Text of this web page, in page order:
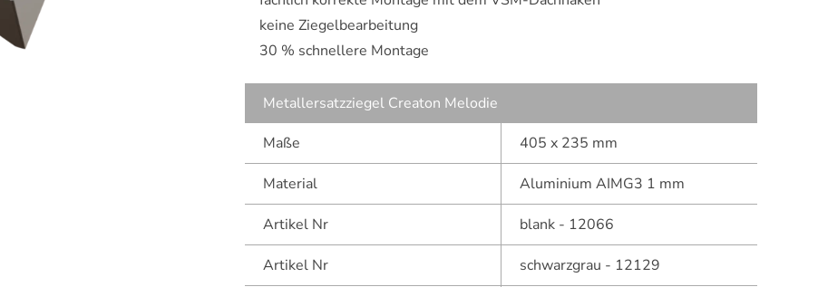
keine Ziegelbearbeitung
30 % schnellere Montage
Metallersatzziegel Creaton Melodie
Maße
405 x 235 mm
Material Aluminium AIMG3 1 mm
Artikel Nr blank - 12066
Artikel Nr schwarzgrau - 12129